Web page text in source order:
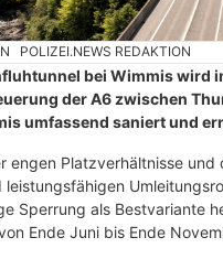
POLIZEI.NEWS REDAKTION
bei Wimmis wird
der A6 zwischen
umfassend saniert und
engen Platzverhältnisse und
Sperrung als Bestvariante
Ende Juni bis Ende